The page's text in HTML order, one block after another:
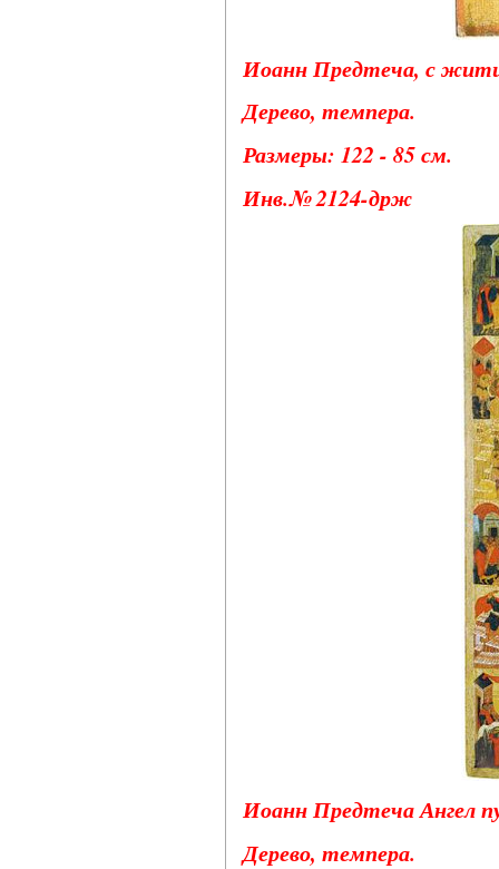
Иоанн Предтеча, с
Дерево, темпера.
Размеры: 122 - 85 см.
Инв.№ 2124-држ
Иоанн Предтеча Ангел
Дерево, темпера.